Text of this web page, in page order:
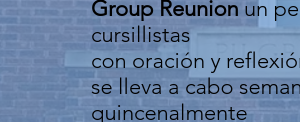
Group Reunion un
cursillistas
con oración y
se lleva a cabo
quincenalmente